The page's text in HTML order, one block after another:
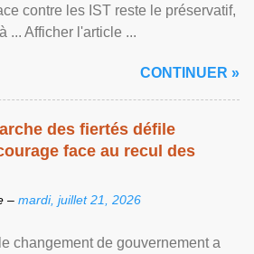
contre les IST reste le préservatif,
... Afficher l'article ...
CONTINUER »
des fiertés défile
face au recul des
– mardi, juillet 21, 2026
changement de gouvernement a